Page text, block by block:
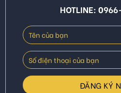
HOTLINE: